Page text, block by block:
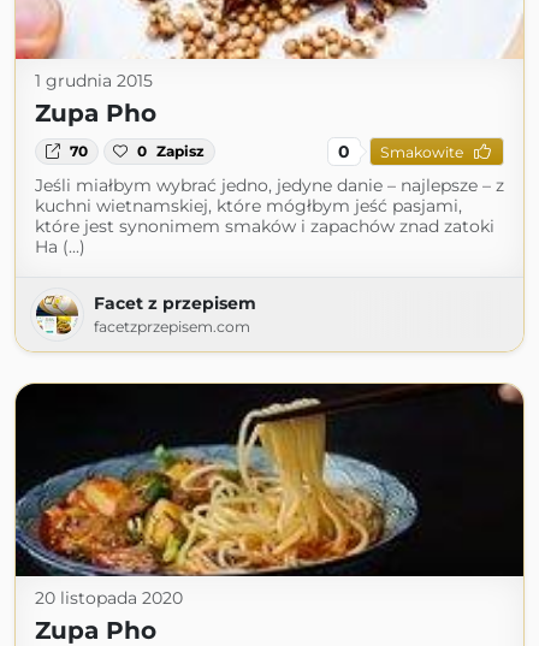
1 grudnia 2015
Zupa Pho
70 0 Zapisz 0 Smakowite
Jeśli miałbym wybrać jedno, jedyne danie – najlepsze – z
kuchni wietnamskiej, które mógłbym jeść pasjami,
które jest synonimem smaków i zapachów znad zatoki
Ha (...)
Facet z przepisem
facetzprzepisem.com
20 listopada 2020
Zupa Pho